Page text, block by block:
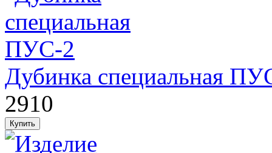
Дубинка специальная
2910